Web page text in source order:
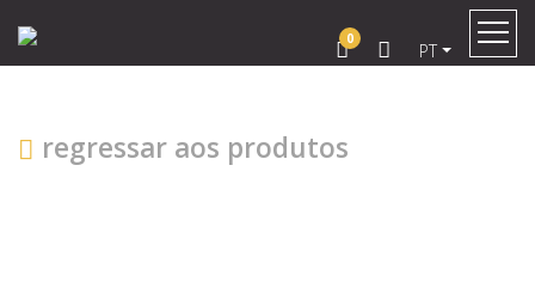
0
PT
regressar aos produtos